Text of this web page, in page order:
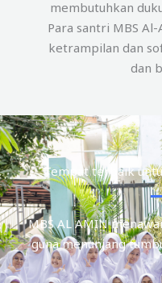
membutuhkan
Para santri MBS
ketrampilan dan
dan
Tempat terbaik
MBS AL AMIN
guna menunjang